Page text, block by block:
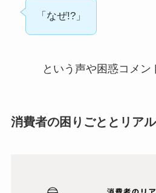
「なぜ!?」
という声や困惑コメン
消費者の困りごととリア